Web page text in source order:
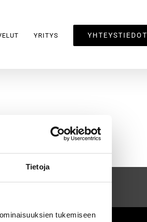
Tietoja
tukemiseen
YRITYS YHTEYSTIEDOT